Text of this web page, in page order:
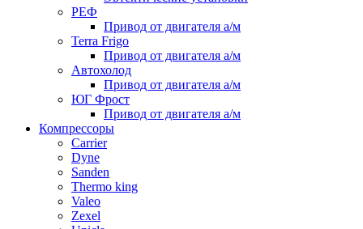
РЕФ
Привод от двигателя а/м
Terra Frigo
Привод от двигателя а/м
Автохолод
Привод от двигателя а/м
ЮГ Фрост
Привод от двигателя а/м
Компрессоры
Carrier
Dyne
Sanden
Thermo king
Valeo
Zexel